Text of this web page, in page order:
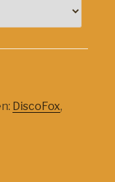
DiscoFox,